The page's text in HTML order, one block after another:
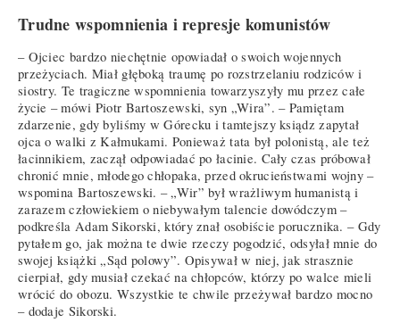
Trudne wspomnienia i represje komunistów
– Ojciec bardzo niechętnie opowiadał o swoich wojennych
przeżyciach. Miał głęboką traumę po rozstrzelaniu rodziców i
siostry. Te tragiczne wspomnienia towarzyszyły mu przez całe
życie – mówi Piotr Bartoszewski, syn „Wira”. – Pamiętam
zdarzenie, gdy byliśmy w Górecku i tamtejszy ksiądz zapytał
ojca o walki z Kałmukami. Ponieważ tata był polonistą, ale też
łacinnikiem, zaczął odpowiadać po łacinie. Cały czas próbował
chronić mnie, młodego chłopaka, przed okrucieństwami wojny –
wspomina Bartoszewski. – „Wir” był wrażliwym humanistą i
zarazem człowiekiem o niebywałym talencie dowódczym –
podkreśla Adam Sikorski, który znał osobiście porucznika. – Gdy
pytałem go, jak można te dwie rzeczy pogodzić, odsyłał mnie do
swojej książki „Sąd polowy”. Opisywał w niej, jak strasznie
cierpiał, gdy musiał czekać na chłopców, którzy po walce mieli
wrócić do obozu. Wszystkie te chwile przeżywał bardzo mocno
– dodaje Sikorski.